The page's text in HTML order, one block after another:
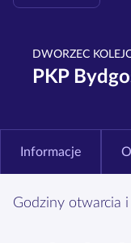
DWORZEC
PKP
Informacje
Godziny otwarcia i